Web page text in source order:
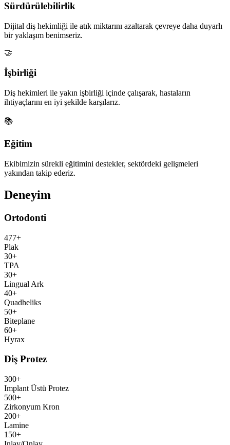
Sürdürülebilirlik
Dijital diş hekimliği ile atık miktarını azaltarak çevreye daha duyarlı
bir yaklaşım benimseriz.
🤝
İşbirliği
Diş hekimleri ile yakın işbirliği içinde çalışarak, hastaların
ihtiyaçlarını en iyi şekilde karşılarız.
📚
Eğitim
Ekibimizin sürekli eğitimini destekler, sektördeki gelişmeleri
yakından takip ederiz.
Deneyim
Ortodonti
477+
Plak
30+
TPA
30+
Lingual Ark
40+
Quadheliks
50+
Biteplane
60+
Hyrax
Diş Protez
300+
Implant Üstü Protez
500+
Zirkonyum Kron
200+
Lamine
150+